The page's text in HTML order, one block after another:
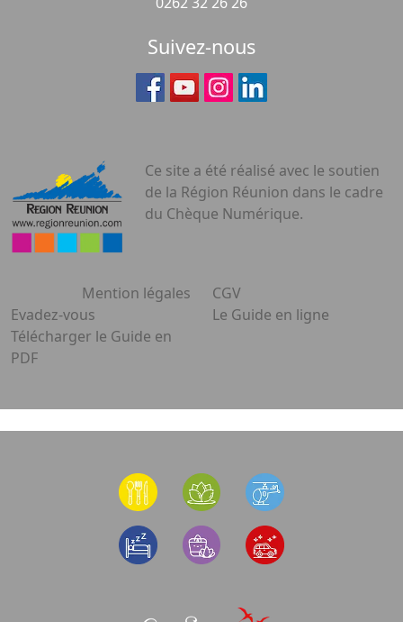
Suivez-nous
Ce site a été réalisé avec le soutien
de la Région Réunion dans le cadre
du Chèque Numérique.
Mention légales
CGV
Evadez-vous
Le Guide en ligne
Télécharger le Guide en
PDF